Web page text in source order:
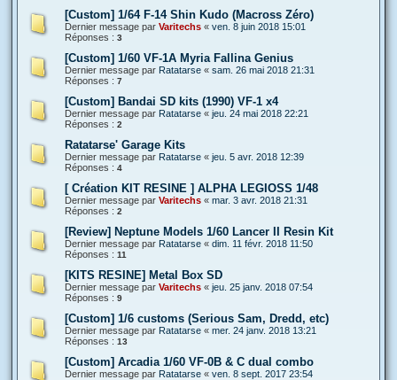
[Custom] 1/64 F-14 Shin Kudo (Macross Zéro)
Dernier message par Varitechs « ven. 8 juin 2018 15:01
Réponses : 3
[Custom] 1/60 VF-1A Myria Fallina Genius
Dernier message par Ratatarse « sam. 26 mai 2018 21:31
Réponses : 7
[Custom] Bandai SD kits (1990) VF-1 x4
Dernier message par Ratatarse « jeu. 24 mai 2018 22:21
Réponses : 2
Ratatarse' Garage Kits
Dernier message par Ratatarse « jeu. 5 avr. 2018 12:39
Réponses : 4
[ Création KIT RESINE ] ALPHA LEGIOSS 1/48
Dernier message par Varitechs « mar. 3 avr. 2018 21:31
Réponses : 2
[Review] Neptune Models 1/60 Lancer II Resin Kit
Dernier message par Ratatarse « dim. 11 févr. 2018 11:50
Réponses : 11
[KITS RESINE] Metal Box SD
Dernier message par Varitechs « jeu. 25 janv. 2018 07:54
Réponses : 9
[Custom] 1/6 customs (Serious Sam, Dredd, etc)
Dernier message par Ratatarse « mer. 24 janv. 2018 13:21
Réponses : 13
[Custom] Arcadia 1/60 VF-0B & C dual combo
Dernier message par Ratatarse « ven. 8 sept. 2017 23:54